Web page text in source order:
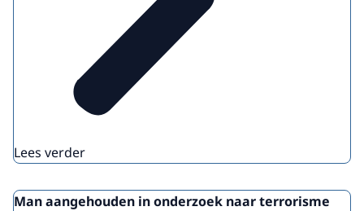
Lees verder
Man aangehouden in onderzoek naar terrorisme